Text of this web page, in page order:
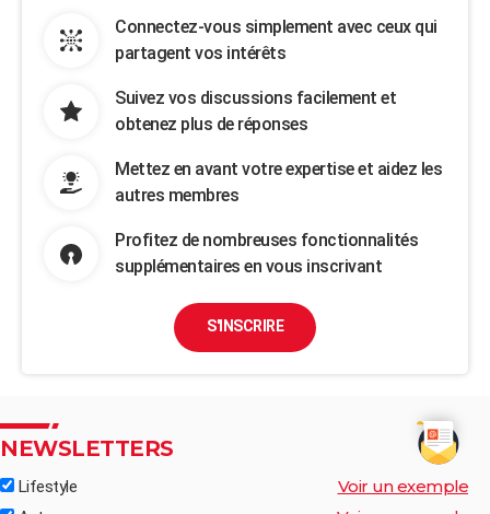
Connectez-vous simplement avec ceux qui
partagent vos intérêts
Suivez vos discussions facilement et
obtenez plus de réponses
Mettez en avant votre expertise et aidez les
autres membres
Profitez de nombreuses fonctionnalités
supplémentaires en vous inscrivant
S'INSCRIRE
NEWSLETTERS
Lifestyle Voir un exemple